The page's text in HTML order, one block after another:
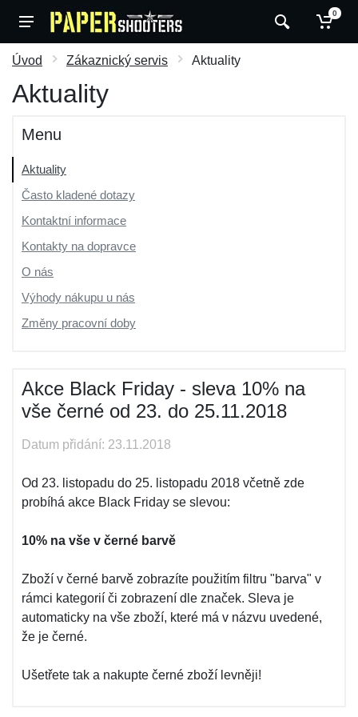
0
Úvod Zákaznický servis Aktuality
Aktuality
Menu
Aktuality
Často kladené dotazy
Kontaktní informace
Kontakty na dopravce
O nás
Výhody nákupu u nás
Změny pracovní doby
Akce Black Friday - sleva 10% na
vše černé od 23. do 25.11.2018
Datum přidání: 23.11.2018
Od 23. listopadu do 25. listopadu 2018 včetně zde
probíhá akce Black Friday se slevou:
10% na vše v černé barvě
Zboží v černé barvě zobrazíte použitím filtru "barva" v
rámci kategorií či zobrazení dle značek. Sleva je
automaticky na vše zboží, které má v názvu uvedené,
že je černé.
Ušetřete tak a nakupte černé zboží levněji!